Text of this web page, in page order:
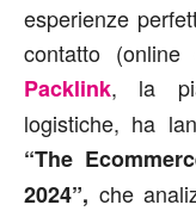
esperienze
contatto
Packlink, la
logistiche, ha
“The
2024”, che